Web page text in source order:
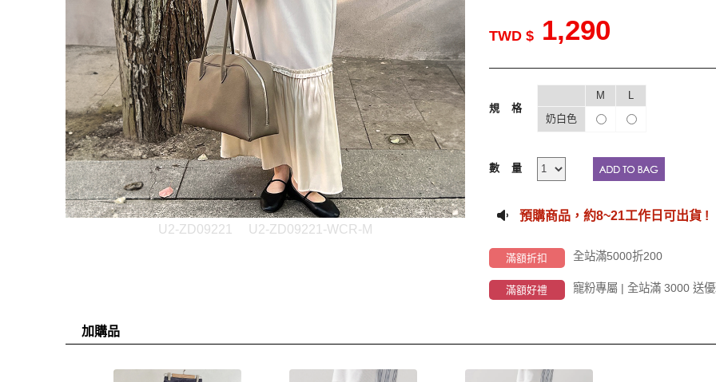
U2-ZD09221 U2-ZD09221-WCR-M
TWD $ 1,290
規格
M
L
奶白色
數量
預購商品，約8~21工作 日可出貨 !
滿額折扣 全站滿5000折200
滿額好禮 寵粉專屬 | 全站滿 3000 送
加購品